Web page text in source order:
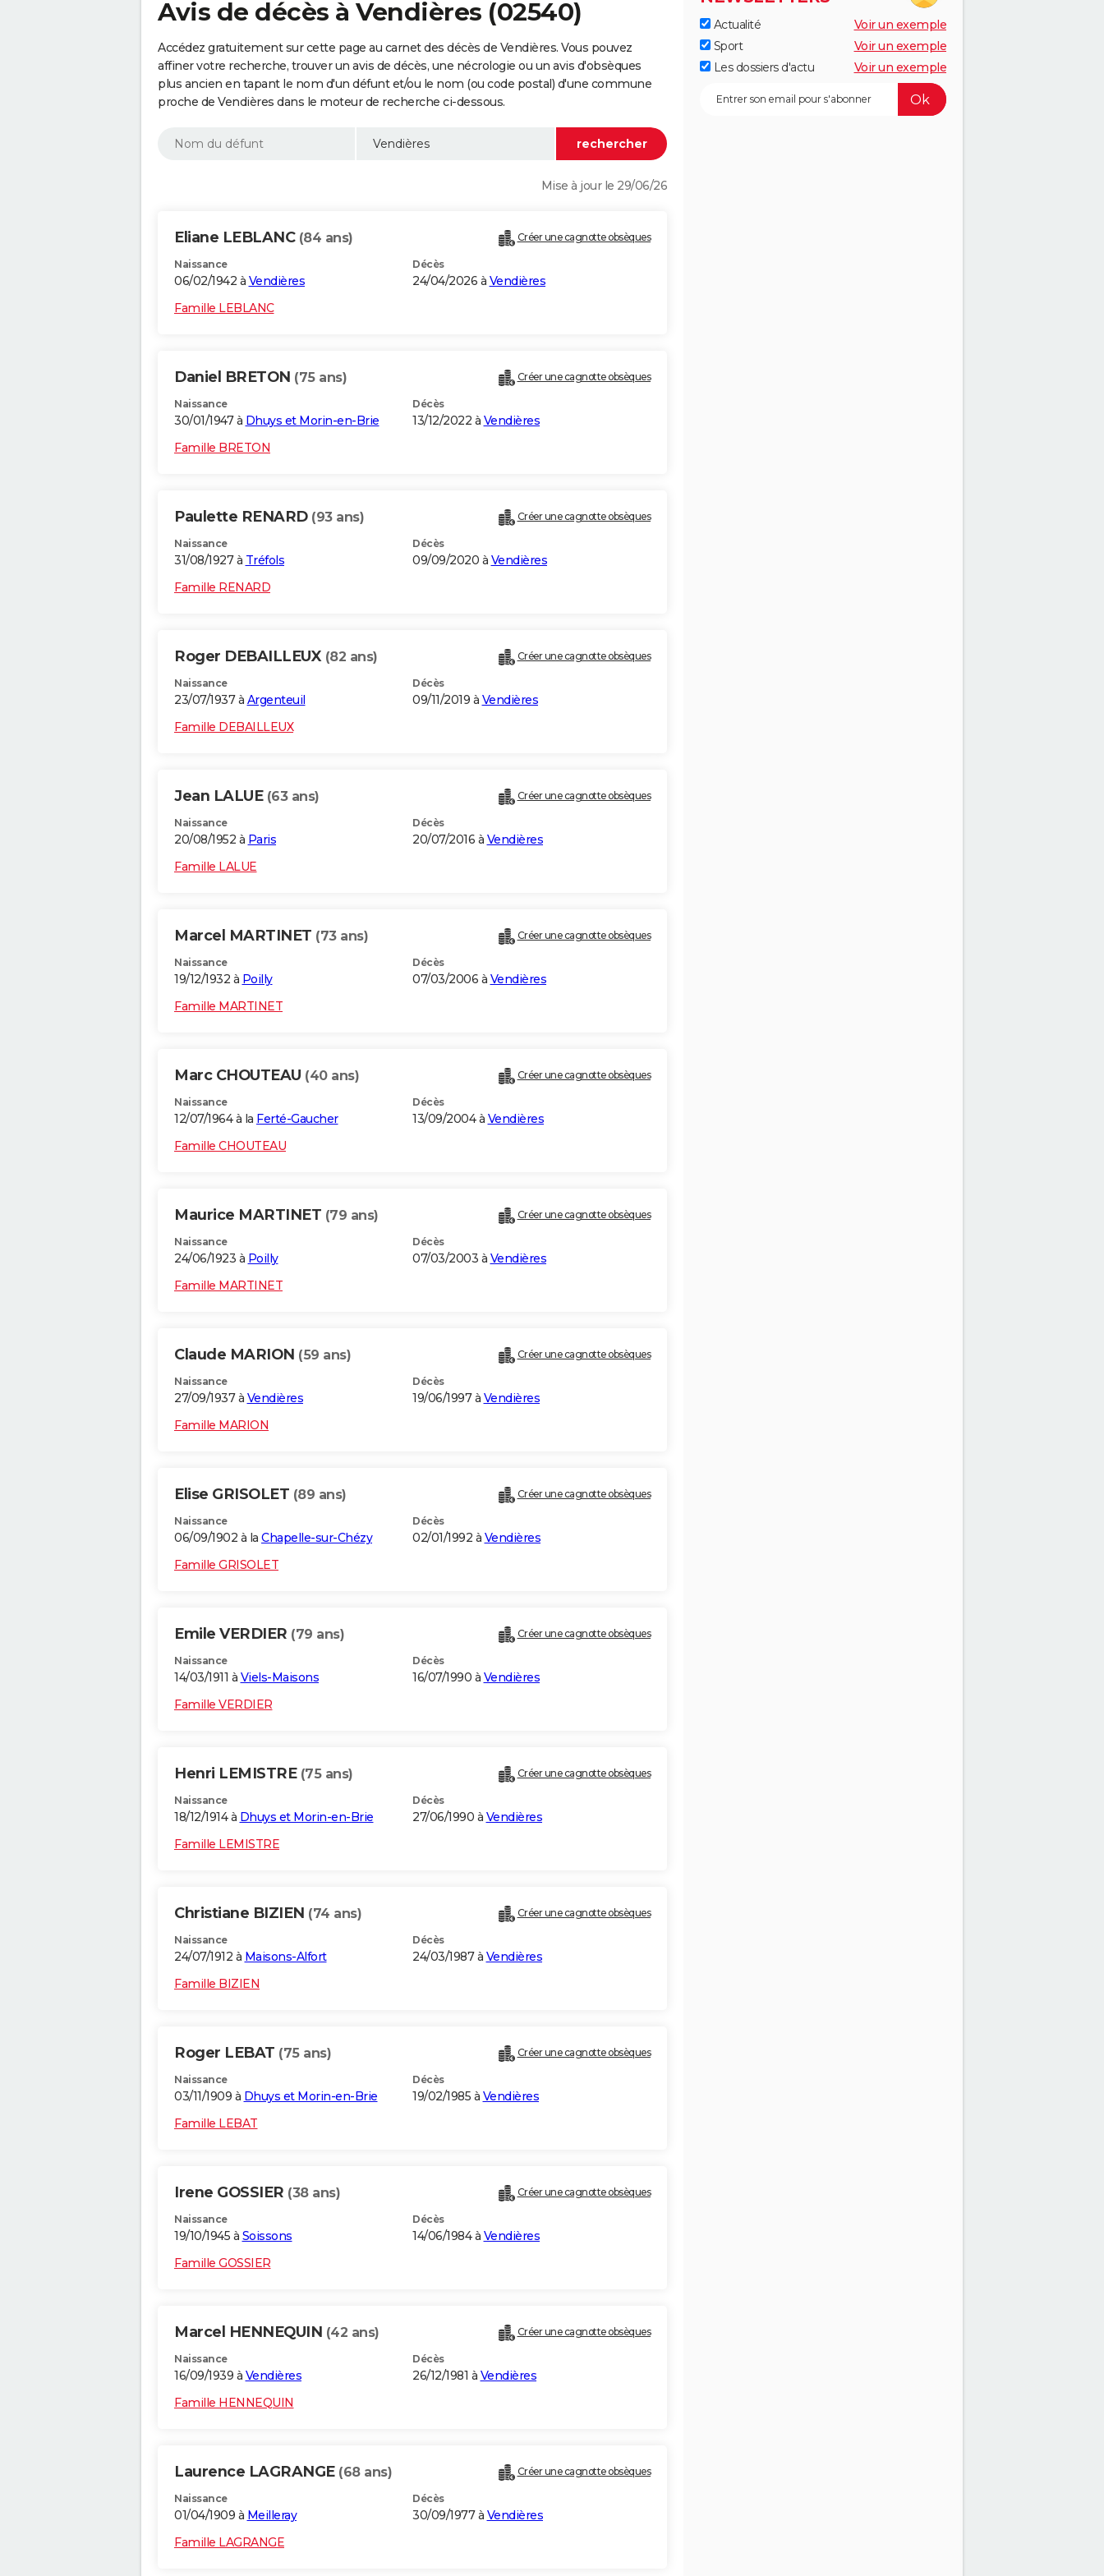
Avis de décès à Vendières (02540)
Accédez gratuitement sur cette page au carnet des décès de Vendières. Vous pouvez
affiner votre recherche, trouver un avis de décès, une nécrologie ou un avis d'obsèques
plus ancien en tapant le nom d'un défunt et/ou le nom (ou code postal) d'une commune
proche de Vendières dans le moteur de recherche ci-dessous.
Mise à jour le 29/06/26
Eliane LEBLANC (84 ans) Créer une cagnotte obsèques
Naissance
06/02/1942 à Vendières
Décès
24/04/2026 à Vendières
Famille LEBLANC
Daniel BRETON (75 ans) Créer une cagnotte obsèques
Naissance
30/01/1947 à Dhuys et Morin-en-Brie
Décès
13/12/2022 à Vendières
Famille BRETON
Paulette RENARD (93 ans) Créer une cagnotte obsèques
Naissance
31/08/1927 à Tréfols
Décès
09/09/2020 à Vendières
Famille RENARD
Roger DEBAILLEUX (82 ans) Créer une cagnotte obsèques
Naissance
23/07/1937 à Argenteuil
Décès
09/11/2019 à Vendières
Famille DEBAILLEUX
Jean LALUE (63 ans) Créer une cagnotte obsèques
Naissance
20/08/1952 à Paris
Décès
20/07/2016 à Vendières
Famille LALUE
Marcel MARTINET (73 ans) Créer une cagnotte obsèques
Naissance
19/12/1932 à Poilly
Décès
07/03/2006 à Vendières
Famille MARTINET
Marc CHOUTEAU (40 ans) Créer une cagnotte obsèques
Naissance
12/07/1964 à la Ferté-Gaucher
Décès
13/09/2004 à Vendières
Famille CHOUTEAU
Maurice MARTINET (79 ans) Créer une cagnotte obsèques
Naissance
24/06/1923 à Poilly
Décès
07/03/2003 à Vendières
Famille MARTINET
Claude MARION (59 ans) Créer une cagnotte obsèques
Naissance
27/09/1937 à Vendières
Décès
19/06/1997 à Vendières
Famille MARION
Elise GRISOLET (89 ans) Créer une cagnotte obsèques
Naissance
06/09/1902 à la Chapelle-sur-Chézy
Décès
02/01/1992 à Vendières
Famille GRISOLET
Emile VERDIER (79 ans) Créer une cagnotte obsèques
Naissance
14/03/1911 à Viels-Maisons
Décès
16/07/1990 à Vendières
Famille VERDIER
Henri LEMISTRE (75 ans) Créer une cagnotte obsèques
Naissance
18/12/1914 à Dhuys et Morin-en-Brie
Décès
27/06/1990 à Vendières
Famille LEMISTRE
Christiane BIZIEN (74 ans) Créer une cagnotte obsèques
Naissance
24/07/1912 à Maisons-Alfort
Décès
24/03/1987 à Vendières
Famille BIZIEN
Roger LEBAT (75 ans) Créer une cagnotte obsèques
Naissance
03/11/1909 à Dhuys et Morin-en-Brie
Décès
19/02/1985 à Vendières
Famille LEBAT
Irene GOSSIER (38 ans) Créer une cagnotte obsèques
Naissance
19/10/1945 à Soissons
Décès
14/06/1984 à Vendières
Famille GOSSIER
Marcel HENNEQUIN (42 ans) Créer une cagnotte obsèques
Naissance
16/09/1939 à Vendières
Décès
26/12/1981 à Vendières
Famille HENNEQUIN
Laurence LAGRANGE (68 ans) Créer une cagnotte obsèques
Naissance
01/04/1909 à Meilleray
Décès
30/09/1977 à Vendières
Famille LAGRANGE
Actualité
Voir un exemple
Sport
Voir un exemple
Les dossiers d'actu
Voir un exemple